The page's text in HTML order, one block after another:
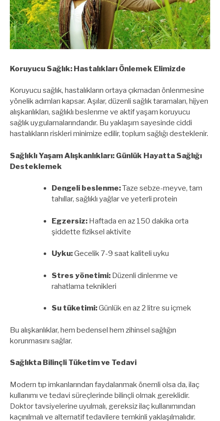
Koruyucu Sağlık: Hastalıkları Önlemek Elimizde
Koruyucu sağlık, hastalıkların ortaya çıkmadan önlenmesine
yönelik adımları kapsar. Aşılar, düzenli sağlık taramaları, hijyen
alışkanlıkları, sağlıklı beslenme ve aktif yaşam koruyucu
sağlık uygulamalarındandır. Bu yaklaşım sayesinde ciddi
hastalıkların riskleri minimize edilir, toplum sağlığı desteklenir.
Sağlıklı Yaşam Alışkanlıkları: Günlük Hayatta Sağlığı
Desteklemek
Dengeli beslenme:Taze sebze-meyve, tam
tahıllar, sağlıklı yağlar ve yeterli protein
Egzersiz: Haftada en az 150 dakika orta
şiddette fiziksel aktivite
Uyku:Gecelik 7-9 saat kaliteli uyku
Stres yönetimi: Düzenli dinlenme ve
rahatlama teknikleri
Su tüketimi:Günlük en az 2 litre su içmek
Bu alışkanlıklar, hem bedensel hem zihinsel sağlığın
korunmasını sağlar.
Sağlıkta Bilinçli Tüketim ve Tedavi
Modern tıp imkanlarından faydalanmak önemli olsa da, ilaç
kullanımı ve tedavi süreçlerinde bilinçli olmak gereklidir.
Doktor tavsiyelerine uyulmalı, gereksiz ilaç kullanımından
kaçınılmalı ve alternatif tedavilere temkinli yaklaşılmalıdır.